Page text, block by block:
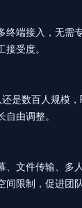
终端接入，无需
受度。
是数百人规模
由调整。
、文件传输、多
间限制，促进团队